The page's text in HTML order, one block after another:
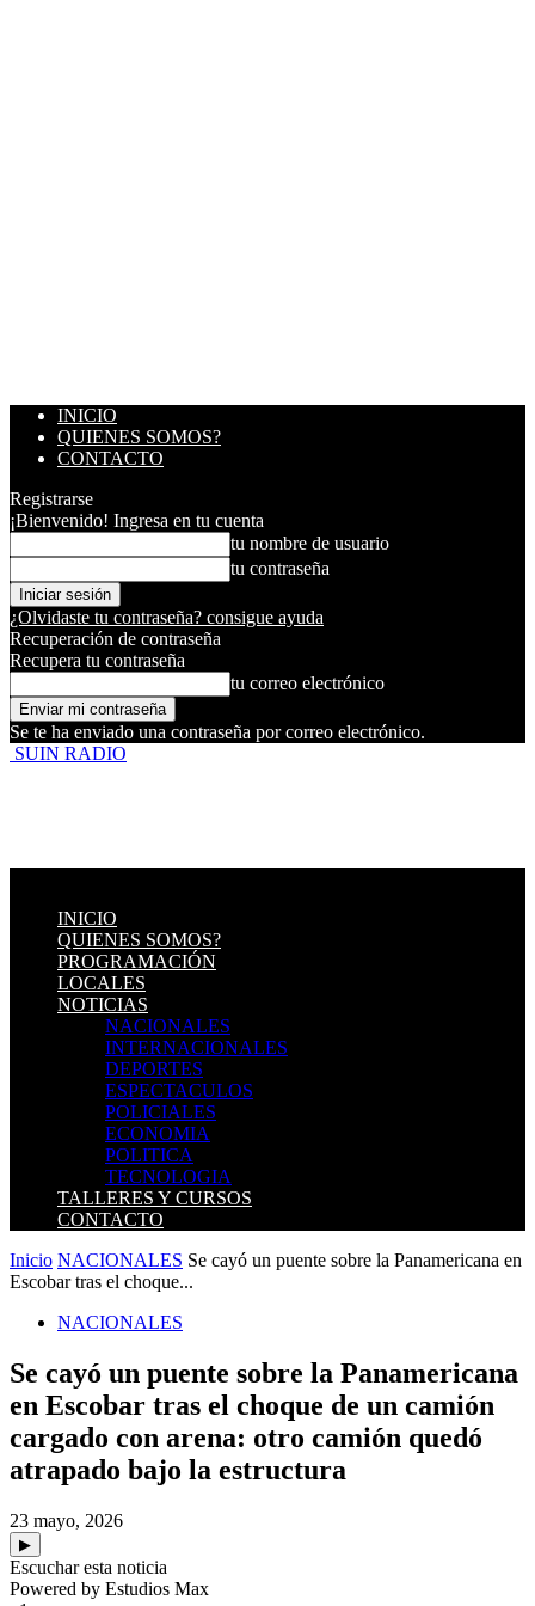
INICIO
QUIENES SOMOS?
CONTACTO
Registrarse
¡Bienvenido! Ingresa en tu cuenta
tu nombre de usuario
tu contraseña
¿Olvidaste tu contraseña? consigue ayuda
Recuperación de contraseña
Recupera tu contraseña
tu correo electrónico
Se te ha enviado una contraseña por correo electrónico.
SUIN RADIO
INICIO
QUIENES SOMOS?
PROGRAMACIÓN
LOCALES
NOTICIAS
NACIONALES
INTERNACIONALES
DEPORTES
ESPECTACULOS
POLICIALES
ECONOMIA
POLITICA
TECNOLOGIA
TALLERES Y CURSOS
CONTACTO
Inicio NACIONALES Se cayó un puente sobre la Panamericana en
Escobar tras el choque...
NACIONALES
Se cayó un puente sobre la Panamericana
en Escobar tras el choque de un camión
cargado con arena: otro camión quedó
atrapado bajo la estructura
23 mayo, 2026
▶
Escuchar esta noticia
Powered by Estudios Max